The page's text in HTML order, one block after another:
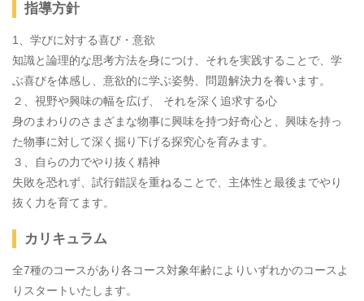
指導方針
1、学びに対する喜び・意欲
知識と論理的な思考方法を身につけ、それを実践することで、学
ぶ喜びを体感し、意欲的に学ぶ姿勢、問題解決力を養います。
２、視野や興味の幅を広げ、 それを深く追求する心
身のまわりのさまざまな物事に興味を持つ好奇心と、興味を持っ
た物事に対して深く掘り下げる探究心を育みます。
３、自らの力でやり抜く精神
失敗を恐れず、試行錯誤を重ねることで、主体性と最後までやり
抜く力を育てます。
カリキュラム
全7種のコースがあり各コース対象年齢によりいずれかのコースよ
りスタートいたします。